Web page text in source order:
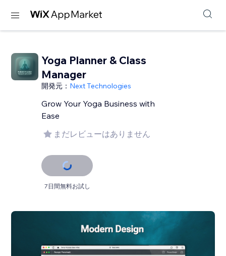
Yoga Planner & Class
Manager
開発元： Next Technologies
Grow Your Yoga Business with
Ease
まだレビューはありません
7日間無料お試し